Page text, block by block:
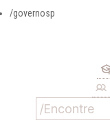
/governosp